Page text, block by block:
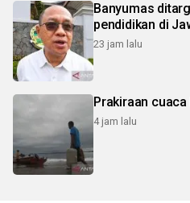
Banyumas
pendidikan di
23 jam lalu
Prakiraan
4 jam lalu